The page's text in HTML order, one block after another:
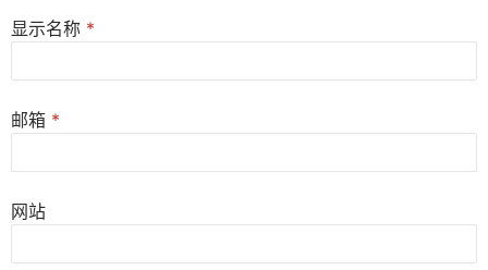
显示名称 *
邮箱 *
网站